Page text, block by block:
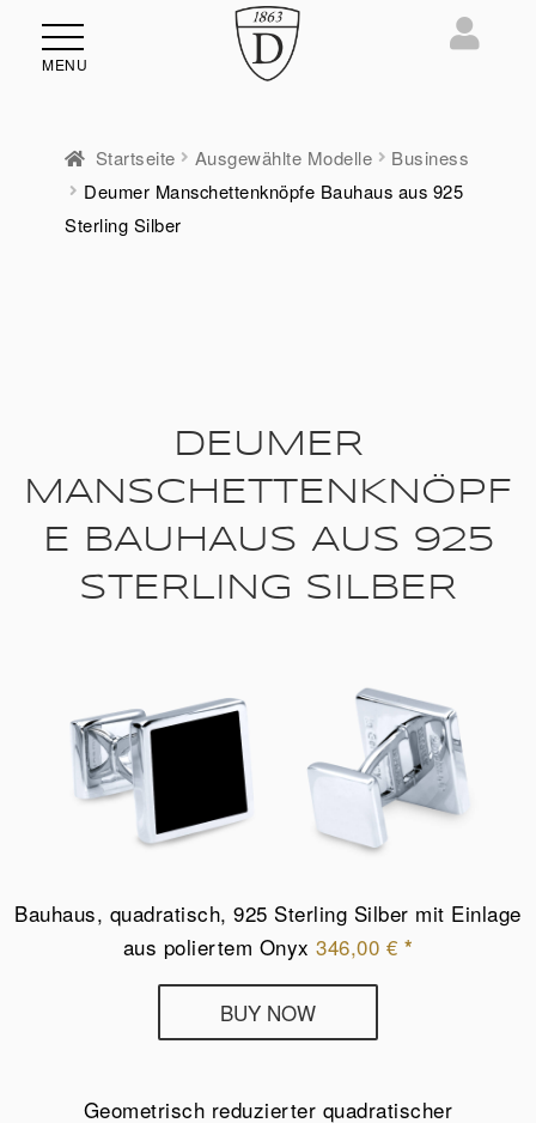
MENU
Startseite Ausgewählte Modelle
Business
Deumer Manschettenknöpfe Bauhaus aus 925
Sterling Silber
DEUMER
MANSCHETTENKNÖPF
E BAUHAUS AUS 925
STERLING SILBER
Bauhaus, quadratisch, 925 Sterling Silber mit Einlage
aus poliertem Onyx 346,00 € *
Manschettenknöpfe
BUY NOW
Geometrisch reduzierter quadratischer